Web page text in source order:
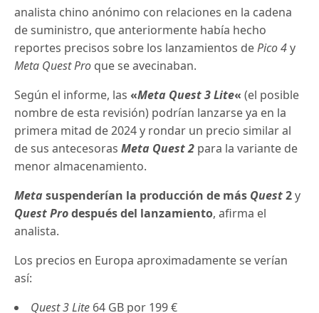
analista chino anónimo con relaciones en la cadena
de suministro, que anteriormente había hecho
reportes precisos sobre los lanzamientos dePico 4y
Meta Quest Pro que se avecinaban.
Según el informe, las«Meta Quest 3 Lite« (el posible
nombre de esta revisión) podrían lanzarse ya en la
primera mitad de 2024 y rondar un precio similar al
de sus antecesorasMeta Quest 2 para la variante de
menor almacenamiento.
Metasuspenderían la producción de más Quest2y
Quest Prodespués del lanzamiento, afirma el
analista.
Los precios en Europa aproximadamente se verían
así:
Quest 3 Lite 64 GB por 199 €